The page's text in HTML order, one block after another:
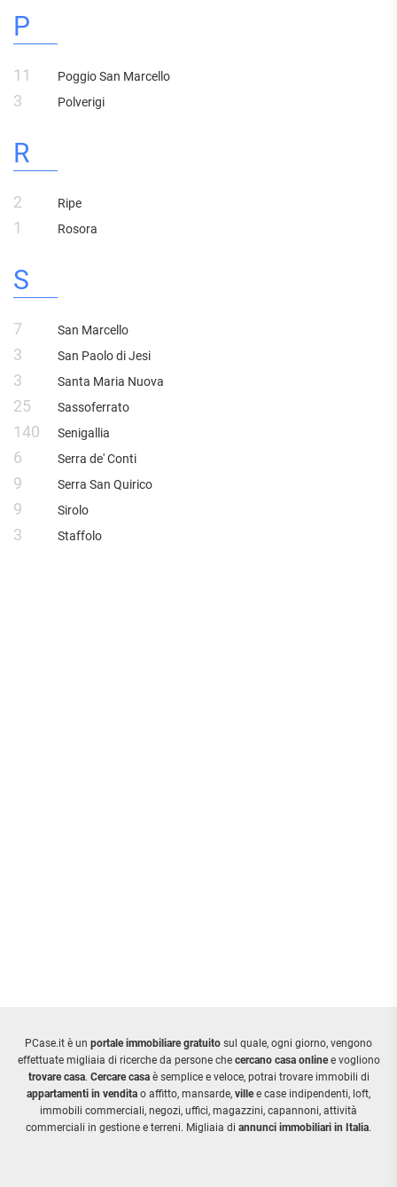
P
11 Poggio San Marcello
3 Polverigi
R
2 Ripe
1 Rosora
S
7 San Marcello
3 San Paolo di Jesi
3 Santa Maria Nuova
25 Sassoferrato
140 Senigallia
6 Serra de' Conti
9 Serra San Quirico
9 Sirolo
3 Staffolo
PCase.it è un portale immobiliare gratuito sul quale, ogni giorno, vengono
effettuate migliaia di ricerche da persone che cercano casa onlinee vogliono
trovare casa. Cercare casaè semplice e veloce, potrai trovare immobili di
appartamenti in vendita o affitto, mansarde, villee case indipendenti, loft,
immobili commerciali, negozi, uffici, magazzini, capannoni, attività
commerciali in gestione e terreni. Migliaia di annunci immobiliari in Italia.